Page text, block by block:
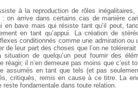
à la reproduction de rôles
: on arrive dans certains cas de manière
en bave mais qui résiste tant qu’il peut,
en tant qu’appui. La création de
conditionnés comme une admiration ou
de leur part des choses que l’on ne tolérerait
de quelqu’un peut fournir des
réagir, il n’en demeure pas moins que c’est
assumés en tant que tels (et pas
critiqués, remis en cause à ce titre. La
reste fondamentale dans toute relation.